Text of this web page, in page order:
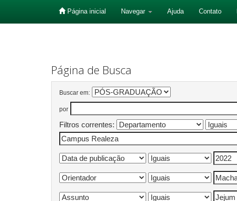
Página inicial Navegar Ajuda Contato
Página de Busca
Buscar em:
por
Filtros correntes: